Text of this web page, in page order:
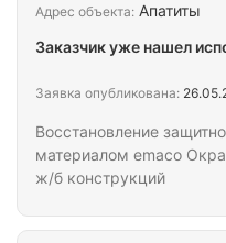
Восстановление
материалом emaco
ж/б конструкций
Адрес объекта: Апатиты
Заказчик уже нашел
Заявка опубликована: